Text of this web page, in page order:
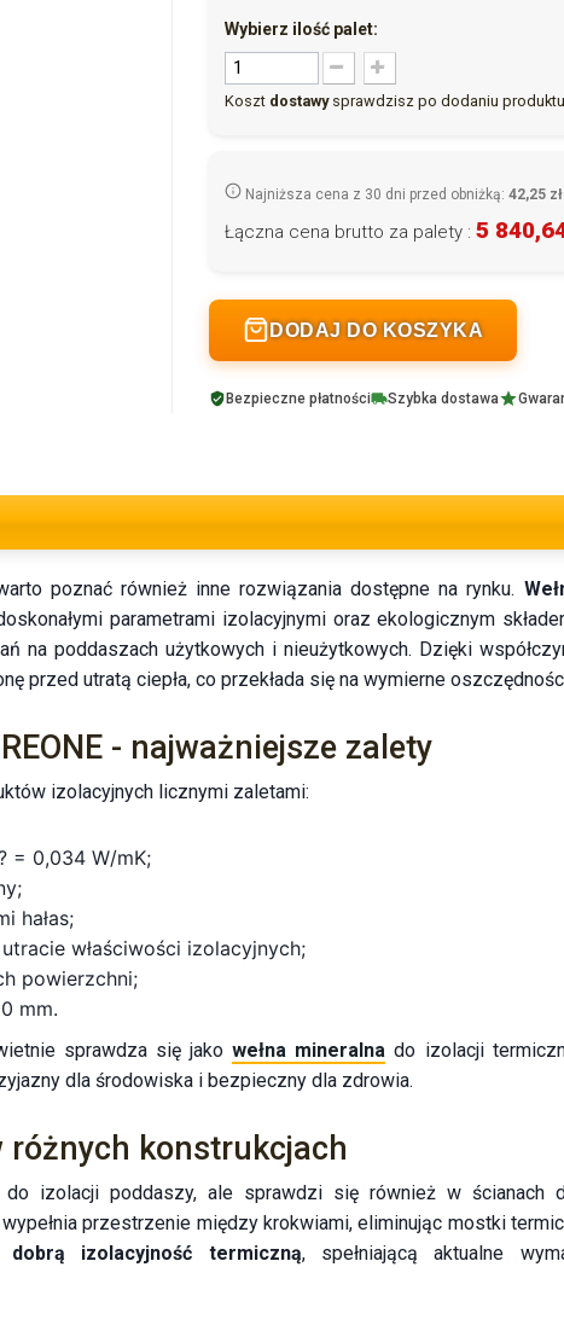
Wybierz ilość palet:
Koszt dostawysprawdzisz po dodaniu produktu
Najniższa cena z 30 dni przed obniżką: 42,25 zł
Łączna cena brutto za palety : 5
DODAJ DO KOSZYKA
Bezpieczne płatności Szybka dostawa
poznać również inne rozwiązania dostępne na rynku.
parametrami izolacyjnymi oraz ekologicznym
na poddaszach użytkowych i nieużytkowych. Dzięki
przed utratą ciepła, co przekłada się na wymierne
- najważniejsze zalety
izolacyjnych licznymi zaletami:
= 0,034 W/mK;
hałas;
właściwości izolacyjnych;
powierzchni;
mm.
sprawdza się jakowełna mineralna do izolacji
dla środowiska i bezpieczny dla zdrowia.
różnych konstrukcjach
do izolacji poddaszy, ale sprawdzi się również w ścianach
przestrzenie między krokwiami, eliminując mostki
izolacyjność termiczną, spełniającą aktualne